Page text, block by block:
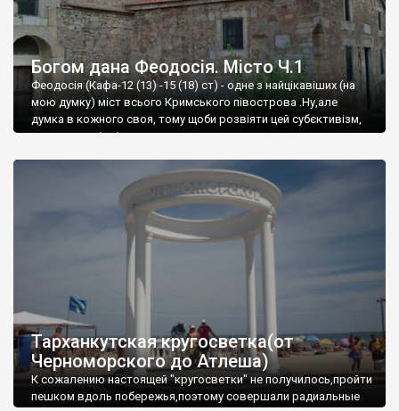
Богом дана Феодосія. Місто Ч.1
Феодосія (Кафа-12 (13) -15 (18) ст) - одне з найцікавіших (на
мою думку) міст всього Кримського півострова .Ну,але
думка в кожного своя, тому щоби розвіяти цей субєктивізм,
запрошую відвідати це
Тарханкутская кругосветка(от
Черноморского до Атлеша)
К сожалению настоящей "кругосветки" не получилось,пройти
пешком вдоль побережья,поэтому совершали радиальные